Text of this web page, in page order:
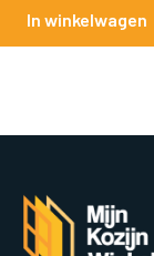
In winkelwagen